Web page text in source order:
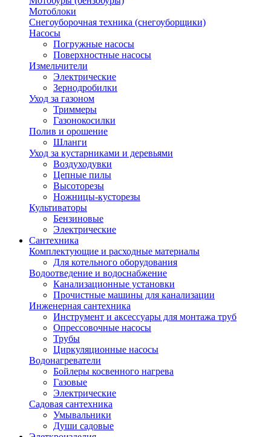
Мотоблоки
Снегоуборочная техника (снегоуборщики)
Насосы
Погружные насосы
Поверхностные насосы
Измельчители
Электрические
Зернодробилки
Уход за газоном
Триммеры
Газонокосилки
Полив и орошение
Шланги
Уход за кустарниками и деревьями
Воздуходувки
Цепные пилы
Высоторезы
Ножницы-кусторезы
Культиваторы
Бензиновые
Электрические
Сантехника
Комплектующие и расходные материалы
Для котельного оборудования
Водоотведение и водоснабжение
Канализационные установки
Прочистные машины для канализации
Инженерная сантехника
Инструмент и аксессуары для монтажа труб
Опрессовочные насосы
Трубы
Циркуляционные насосы
Водонагреватели
Бойлеры косвенного нагрева
Газовые
Электрические
Садовая сантехника
Умывальники
Души садовые